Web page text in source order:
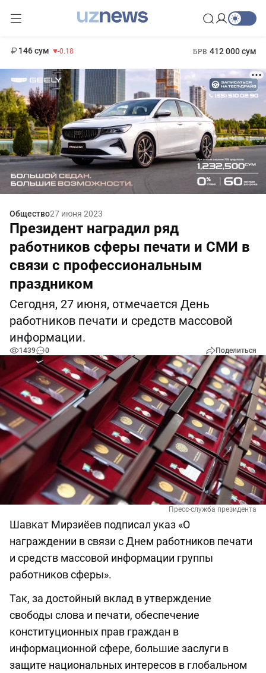
146 сум -0.18 БРВ 412 000 сум
Общество27 июня 2023
Президент наградил ряд
работников сферы печати и СМИ в
связи с профессиональным
праздником
Сегодня, 27 июня, отмечается День
работников печати и средств массовой
информации.
1439 0 Поделиться
Пресс-служба президента
Шавкат Мирзиёев подписал указ «О
награждении в связи с Днем работников печати
и средств массовой информации группы
работников сферы».
Так, за достойный вклад в утверждение
свободы слова и печати, обеспечение
конституционных прав граждан в
информационной сфере, большие заслуги в
защите национальных интересов в глобальном